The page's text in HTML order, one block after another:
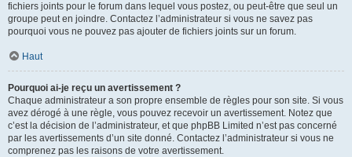
fichiers joints pour le forum dans lequel vous postez, ou peut-être que seul un
groupe peut en joindre. Contactez l’administrateur si vous ne savez pas
pourquoi vous ne pouvez pas ajouter de fichiers joints sur un forum.
Haut
Pourquoi ai-je reçu un avertissement ?
Chaque administrateur a son propre ensemble de règles pour son site. Si vous
avez dérogé à une règle, vous pouvez recevoir un avertissement. Notez que
c’est la décision de l’administrateur, et que phpBB Limited n’est pas concerné
par les avertissements d’un site donné. Contactez l’administrateur si vous ne
comprenez pas les raisons de votre avertissement.